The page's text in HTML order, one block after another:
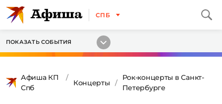
СПБ
ПОКАЗАТЬ СОБЫТИЯ
Афиша КП
Спб
Концерты
Рок-концерты в Санкт-
Петербурге